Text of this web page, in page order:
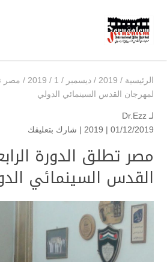
الرئيسية /
2019
/ ديسمبر /
1
/
2019
/ مصر
لمهرجان القدس السينمائي الدولي
لـ Dr.Ezz
01/12/2019 |
2019
| شارك بتعليقك
مصر تطلق الدورة
القدس السينمائي